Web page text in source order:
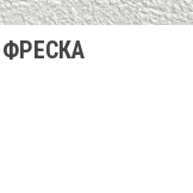
ФРЕСКА